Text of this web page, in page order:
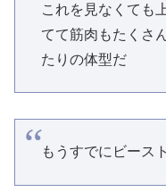
これを見なくても
てて筋肉もたくさ
たりの体型だ
もうすでにビース